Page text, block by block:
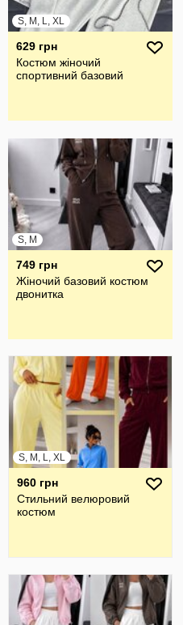
S, M, L, XL
629 грн
Костюм жіночий
спортивний базовий
S, M
749 грн
Жіночий базовий костюм
двонитка
S, M, L, XL
960 грн
Стильний велюровий
костюм